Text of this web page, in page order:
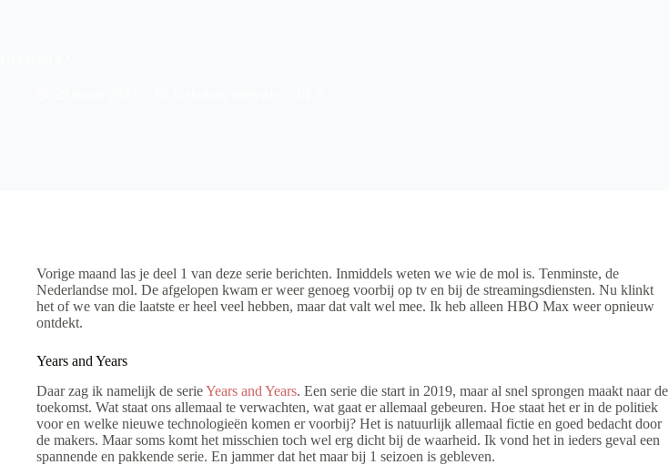
Vorige maand las je deel 1 van deze serie berichten. Inmiddels weten we wie de mol is. Tenminste, de
Nederlandse mol. De afgelopen kwam er weer genoeg voorbij op tv en bij de streamingsdiensten. Nu klinkt
het of we van die laatste er heel veel hebben, maar dat valt wel mee. Ik heb alleen HBO Max weer opnieuw
ontdekt.
Years and Years
Daar zag ik namelijk de serieYears and Years. Een serie die start in 2019, maar al snel sprongen maakt naar de
toekomst. Wat staat ons allemaal te verwachten, wat gaat er allemaal gebeuren. Hoe staat het er in de politiek
voor en welke nieuwe technologieën komen er voorbij? Het is natuurlijk allemaal fictie en goed bedacht door
de makers. Maar soms komt het misschien toch wel erg dicht bij de waarheid. Ik vond het in ieders geval een
spannende en pakkende serie. En jammer dat het maar bij 1 seizoen is gebleven.